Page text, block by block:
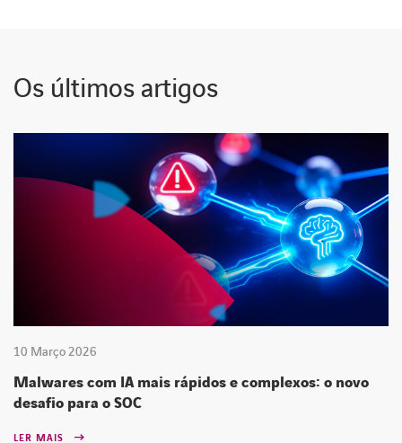
Os últimos artigos
10 Março 2026
Malwares com IA mais rápidos e complexos: o novo
desafio para o SOC
LER MAIS